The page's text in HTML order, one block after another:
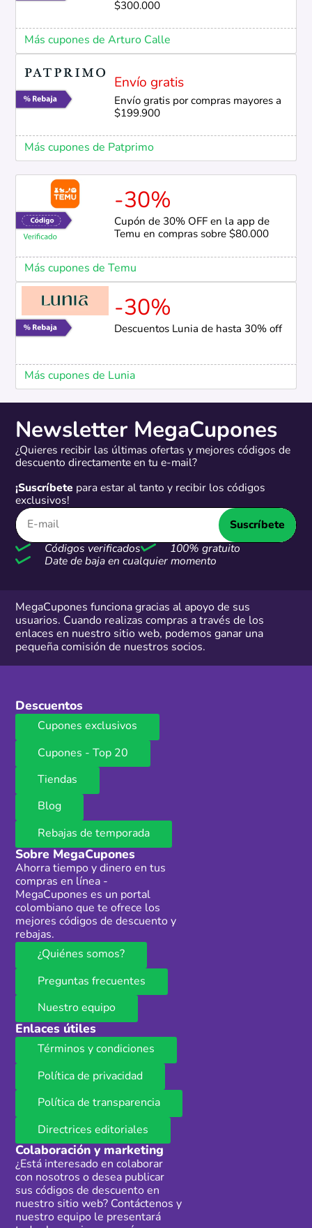
$300.000
Más cupones de Arturo Calle
Envío gratis
Envío gratis por compras mayores a
$199.900
Más cupones de Patprimo
-30%
Cupón de 30% OFF en la app de
Temu en compras sobre $80.000
Más cupones de Temu
-30%
Descuentos Lunia de hasta 30% off
Más cupones de Lunia
Newsletter MegaCupones
¿Quieres recibir las últimas ofertas y mejores códigos de
descuento directamente en tu e-mail?
¡Suscríbete para estar al tanto y recibir los códigos
exclusivos!
Suscríbete
Códigos verificados
100% gratuito
Date de baja en cualquier momento
MegaCupones funciona gracias al apoyo de sus
usuarios. Cuando realizas compras a través de los
enlaces en nuestro sitio web, podemos ganar una
pequeña comisión de nuestros socios.
Descuentos
Cupones exclusivos
Cupones - Top 20
Tiendas
Blog
Rebajas de temporada
Sobre MegaCupones
Ahorra tiempo y dinero en tus
compras en línea -
MegaCupones es un portal
colombiano que te ofrece los
mejores códigos de descuento y
rebajas.
¿Quiénes somos?
Preguntas frecuentes
Nuestro equipo
Enlaces útiles
Términos y condiciones
Política de privacidad
Política de transparencia
Directrices editoriales
Colaboración y marketing
¿Está interesado en colaborar
con nosotros o desea publicar
sus códigos de descuento en
nuestro sitio web? Contáctenos y
nuestro equipo le presentará